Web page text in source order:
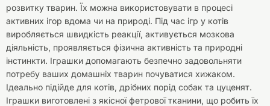
розвитку тварин. Їх можна використовувати в процесі
активних ігор вдома чи на природі. Під час ігр у котів
виробляється швидкість реакції, активується мозкова
діяльність, проявляється фізична активність та природні
інстинкти. Іграшки допомагають безпечно задовольняти
потребу ваших домашніх тварин почуватися хижаком.
Ідеально підійде для котів, дрібних порід собак та цуценят.
Іграшки виготовлені з якісної фетрової тканини, що робить їх